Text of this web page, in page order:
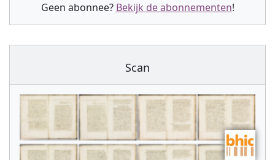
Geen abonnee? Bekijk de abonnementen!
Scan